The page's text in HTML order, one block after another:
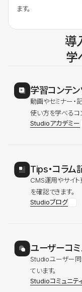
ます。
導
学
学習コンテン
動画やセミナー・
使い方を学べるコ
Studioアカデミー
Tips・コラム
CMS運用やサイト
を確認できます。
Studioブログ
ユーザーコミ
Studioユーザー同
ています。
Studioコミュニテ